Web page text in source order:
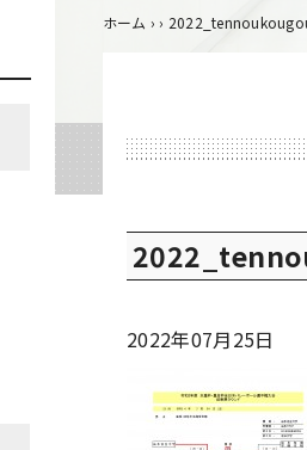
ホーム ››
2022年07月25日